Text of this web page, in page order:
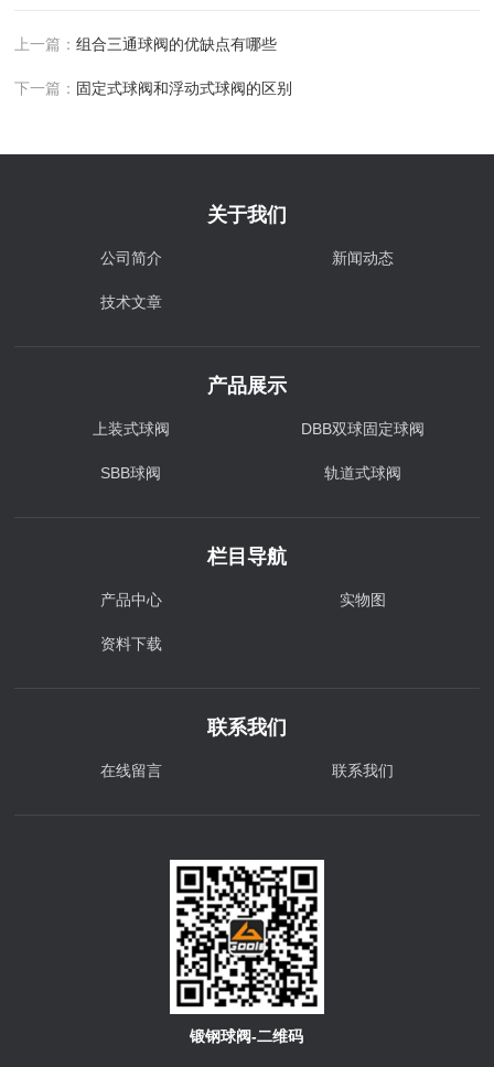
上一篇：组合三通球阀的优缺点有哪些
下一篇： 固定式球阀和浮动式球阀的区别
关于我们
公司简介 新闻动态
技术文章
产品展示
上装式球阀 DBB双球固定球阀
SBB球阀 轨道式球阀
栏目导航
产品中心 实物图
资料下载
联系我们
在线留言 联系我们
锻钢球阀-二维码